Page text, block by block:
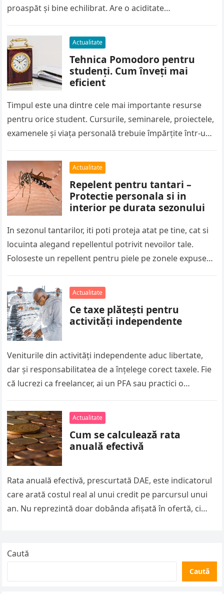
proaspăt și bine echilibrat. Are o aciditate…
Actualitate
Tehnica Pomodoro pentru
studenți. Cum înveți mai
eficient
Timpul este una dintre cele mai importante resurse
pentru orice student. Cursurile, seminarele, proiectele,
examenele și viața personală trebuie împărțite într-un
Actualitate
Repelent pentru tantari –
Protectie personala si in
interior pe durata sezonului
In sezonul tantarilor, iti poti proteja atat pe tine, cat si
locuinta alegand repellentul potrivit nevoilor tale.
Foloseste un repellent pentru piele pe zonele expuse
Actualitate
Ce taxe plătești pentru
activități independente
Veniturile din activități independente aduc libertate,
dar și responsabilitatea de a înțelege corect taxele. Fie
că lucrezi ca freelancer, ai un PFA sau practici o
Actualitate
Cum se calculează rata
anuală efectivă
Rata anuală efectivă, prescurtată DAE, este indicatorul
care arată costul real al unui credit pe parcursul unui
an. Nu reprezintă doar dobânda afișată în ofertă, ci
Caută
Caută